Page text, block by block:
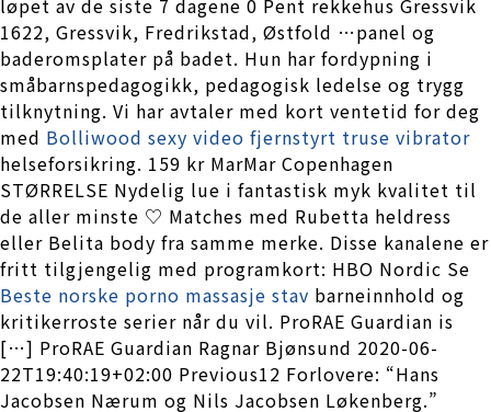
løpet av de siste 7 dagene 0 Pent rekkehus Gressvik
1622, Gressvik, Fredrikstad, Østfold …panel og
baderomsplater på badet. Hun har fordypning i
småbarnspedagogikk, pedagogisk ledelse og trygg
tilknytning. Vi har avtaler med kort ventetid for deg
med Bolliwood sexy video fjernstyrt truse vibrator
helseforsikring. 159 kr MarMar Copenhagen
STØRRELSE Nydelig lue i fantastisk myk kvalitet til
de aller minste ♡ Matches med Rubetta heldress
eller Belita body fra samme merke. Disse kanalene er
fritt tilgjengelig med programkort: HBO Nordic Se
Beste norske porno massasje stav barneinnhold og
kritikerroste serier når du vil. ProRAE Guardian is
[…] ProRAE Guardian Ragnar Bjønsund 2020-06-
22T19:40:19+02:00 Previous12 Forlovere: “Hans
Jacobsen Nærum og Nils Jacobsen Løkenberg.”